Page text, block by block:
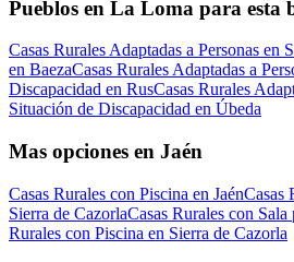
Pueblos en La Loma para esta
Casas Rurales Adaptadas a Personas en
en BaezaCasas Rurales Adaptadas a
Discapacidad en RusCasas Rurales
Situación de Discapacidad en Úbeda
Mas opciones en Jaén
Casas Rurales con Piscina en JaénCasas
Sierra de CazorlaCasas Rurales con Sala
Rurales con Piscina en Sierra de Cazorla